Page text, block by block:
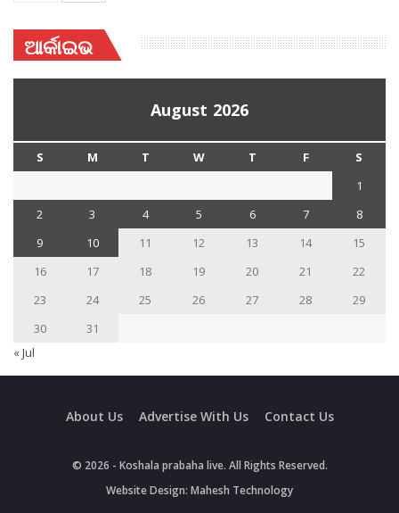
ଆର୍କାଇଭ
August 2026
S M T W T F
S
1
2
3 4 5 6 7
8
9
10 11 12 13 14
15
16
17 18 19 20 21
22
23
24 25 26 27 28
29
30
31
« Jul
About Us Advertise With Us Contact Us
© 2026 - Koshala prabaha live. All Rights Reserved.
Website Design: Mahesh Technology